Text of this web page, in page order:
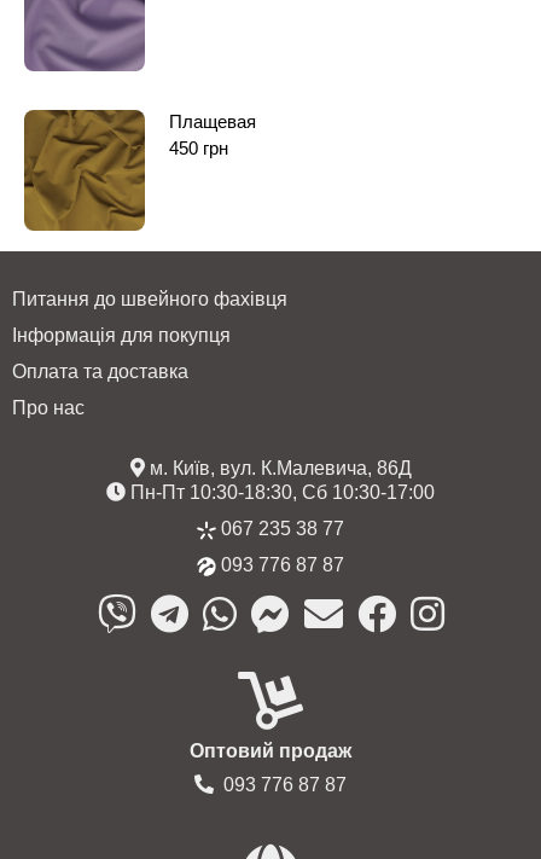
Плащевая
450 грн
Питання до швейного фахівця
Інформація для покупця
Оплата та доставка
Про нас
м. Київ, вул. К.Малевича, 86Д
Пн-Пт 10:30-18:30, Сб 10:30-17:00
067 235 38 77
093 776 87 87
Оптовий продаж
093 776 87 87